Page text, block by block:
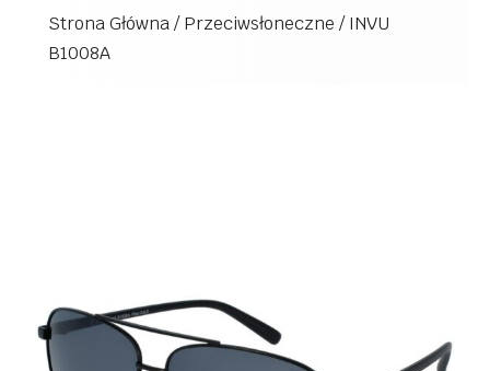
Strona Główna/Przeciwsłoneczne /INVU
B1008A